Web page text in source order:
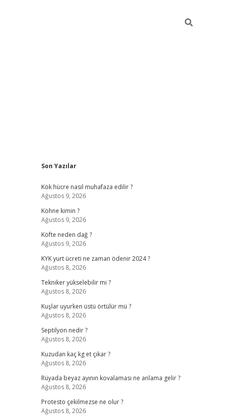
Sidebar
Son Yazılar
Kök hücre nasıl muhafaza edilir ?
Ağustos 9, 2026
Köhne kimin ?
Ağustos 9, 2026
Köfte neden dağ ?
Ağustos 9, 2026
KYK yurt ücreti ne zaman ödenir 2024 ?
Ağustos 8, 2026
Tekniker yükselebilir mi ?
Ağustos 8, 2026
Kuşlar uyurken üstü örtülür mü ?
Ağustos 8, 2026
Septilyon nedir ?
Ağustos 8, 2026
Kuzudan kaç kg et çıkar ?
Ağustos 8, 2026
Rüyada beyaz ayının kovalaması ne anlama gelir ?
Ağustos 8, 2026
Protesto çekilmezse ne olur ?
Ağustos 8, 2026